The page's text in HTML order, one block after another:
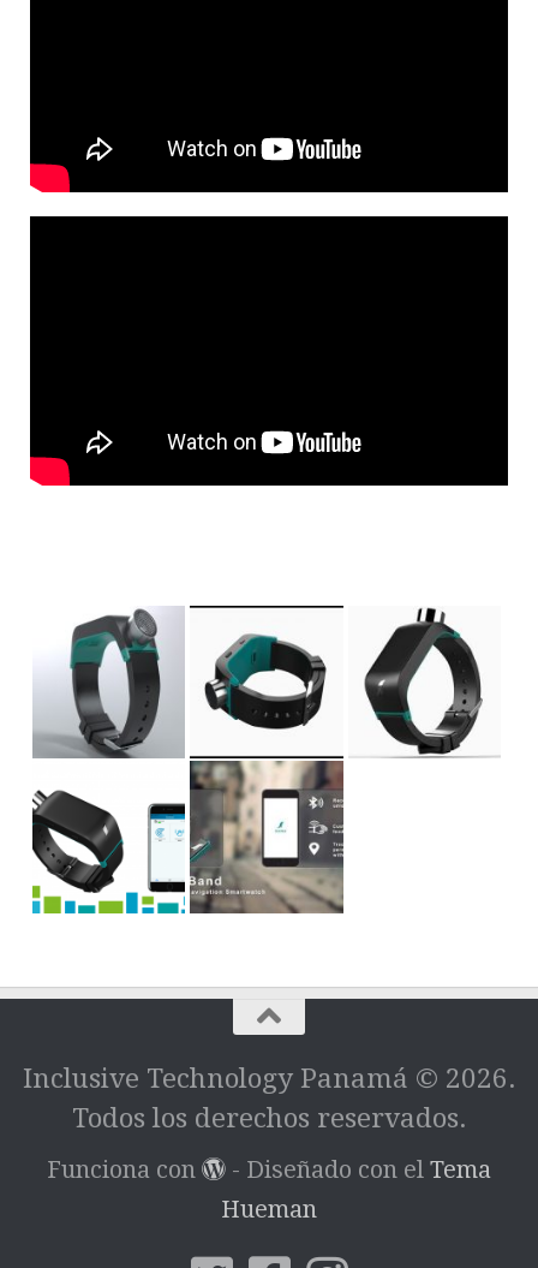
Inclusive Technology Panamá © 2026.
Todos los derechos reservados.
Funciona con - Diseñado con el Tema
Hueman